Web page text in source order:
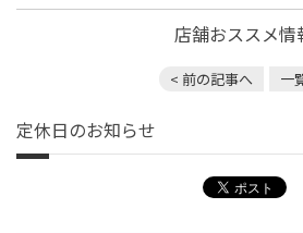
店舗おススメ情
< 前の記事へ 一
定休日のお知らせ